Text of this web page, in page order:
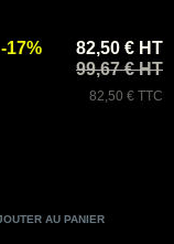
82,50 € HT
99,67 € HT
82,50 € TTC
-17%